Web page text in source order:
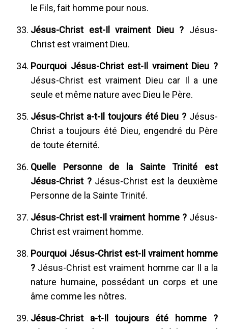
le Fils, fait homme pour nous.
Jésus-Christ est-Il vraiment Dieu ? Jésus-
Christ est vraiment Dieu.
Pourquoi Jésus-Christ est-Il vraiment Dieu ?
Jésus-Christ est vraiment Dieu car Il a une
seule et même nature avec Dieu le Père.
Jésus-Christ a-t-Il toujours été Dieu ? Jésus-
Christ a toujours été Dieu, engendré du Père
de toute éternité.
Quelle Personne de la Sainte Trinité est
Jésus-Christ ?Jésus-Christ est la deuxième
Personne de la Sainte Trinité.
Jésus-Christ est-Il vraiment homme ?Jésus-
Christ est vraiment homme.
Pourquoi Jésus-Christ est-Il vraiment homme
? Jésus-Christ est vraiment homme car Il a la
nature humaine, possédant un corps et une
âme comme les nôtres.
Jésus-Christ a-t-Il toujours été homme ?